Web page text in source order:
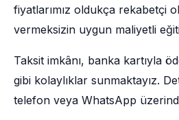
fiyatlarımız oldukça rekabetçi
vermeksizin uygun maliyetli
Taksit imkânı, banka kartıyla
gibi kolaylıklar sunmaktayız.
telefon veya WhatsApp